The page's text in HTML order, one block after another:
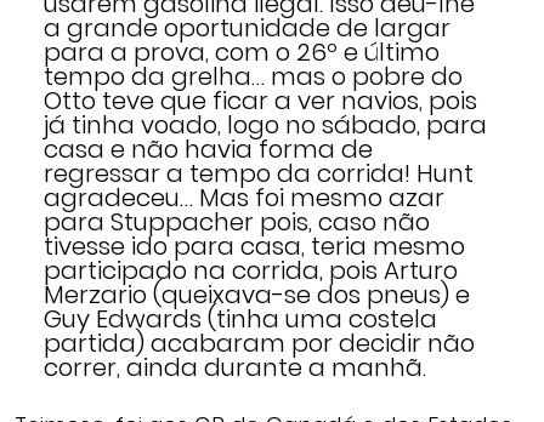
a grande oportunidade de largar
para a prova, com o 26º e último
tempo da grelha… mas o pobre do
Otto teve que ficar a ver navios, pois
já tinha voado, logo no sábado, para
casa e não havia forma de
regressar a tempo da corrida! Hunt
agradeceu… Mas foi mesmo azar
para Stuppacher pois, caso não
tivesse ido para casa, teria mesmo
participado na corrida, pois Arturo
Merzario (queixava-se dos pneus) e
Guy Edwards (tinha uma costela
partida) acabaram por decidir não
correr, ainda durante a manhã.